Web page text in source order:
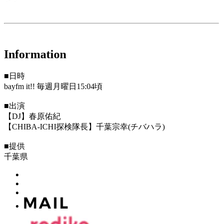
Information
■日時
bayfm it!! 毎週月曜日15:04頃
■出演
【DJ】春原佑紀
【CHIBA-ICHI探検隊長】千葉宗幸(チバハラ)
■提供
千葉県